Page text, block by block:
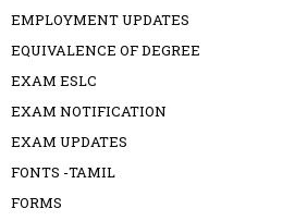
EMPLOYMENT UPDATES
EQUIVALENCE OF DEGREE
EXAM ESLC
EXAM NOTIFICATION
EXAM UPDATES
FONTS -TAMIL
FORMS